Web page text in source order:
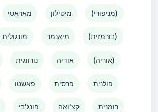
מאראטי מיטילון (מניפורי)
מונגולית מיאנמר (בורמזית)
נורווגית אודיה (אוריה)
פאשטו פרסית פולנית
פונג'בי קצ'ואה רומנית